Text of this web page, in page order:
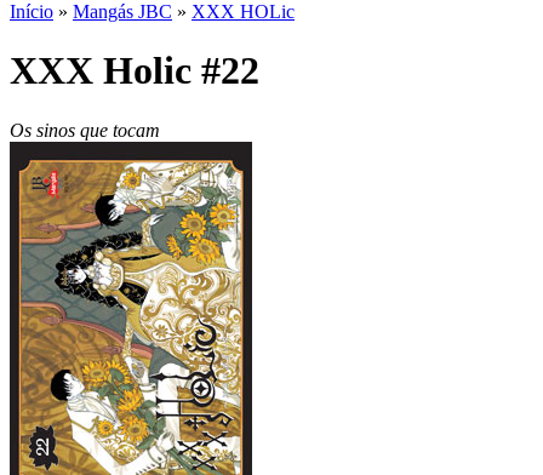
Início » Mangás JBC » XXX HOLic
XXX Holic #22
Os sinos que tocam